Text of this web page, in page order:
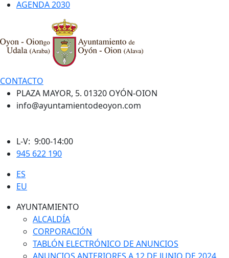
AGENDA 2030
CONTACTO
PLAZA MAYOR, 5. 01320 OYÓN-OION
info@ayuntamientodeoyon.com
L-V: 9:00-14:00
945 622 190
ES
EU
AYUNTAMIENTO
ALCALDÍA
CORPORACIÓN
TABLÓN ELECTRÓNICO DE ANUNCIOS